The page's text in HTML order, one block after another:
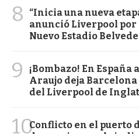
8
“Inicia una nueva
anunció Liverpool
Nuevo Estadio
9
¡Bombazo! En
Araujo deja
del Liverpool de
10Conflicto en el puerto